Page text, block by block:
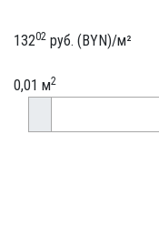
13202 руб. (BYN)/м²
0,01 м2